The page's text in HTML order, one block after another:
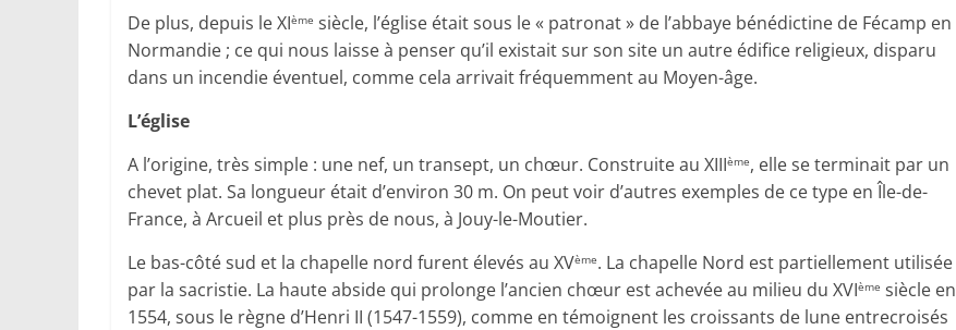
De plus, depuis le XIème siècle, l’église était sous le « patronat » de l’abbaye bénédictine de Fécamp en
Normandie ; ce qui nous laisse à penser qu’il existait sur son site un autre édifice religieux, disparu
dans un incendie éventuel, comme cela arrivait fréquemment au Moyen-âge.
L’église
A l’origine, très simple : une nef, un transept, un chœur. Construite au XIIIème, elle se terminait par un
chevet plat. Sa longueur était d’environ 30 m. On peut voir d’autres exemples de ce type en Île-de-
France, à Arcueil et plus près de nous, à Jouy-le-Moutier.
Le bas-côté sud et la chapelle nord furent élevés au XVème. La chapelle Nord est partiellement utilisée
par la sacristie. La haute abside qui prolonge l’ancien chœur est achevée au milieu du XVIème siècle en
1554, sous le règne d’Henri II (1547-1559), comme en témoignent les croissants de lune entrecroisés